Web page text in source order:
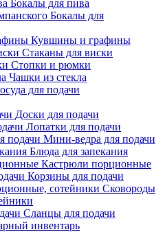
Бокалы для пива
Бокалы для
Кувшины и графины
Стаканы для виски
Стопки и рюмки
Чашки из стекла
для подачи
Доски для подачи
Лопатки для подачи
Мини-ведра для подачи
Блюда для запекания
Кастрюли порционные
Корзины для подачи
Сковороды
Сланцы для подачи
инвентарь